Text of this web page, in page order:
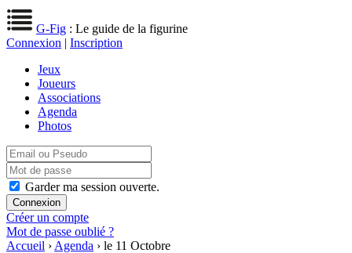
G-Fig : Le guide de la figurine
Connexion | Inscription
Jeux
Joueurs
Associations
Agenda
Photos
Garder ma session ouverte.
Créer un compte
Mot de passe oublié ?
Accueil › Agenda › le 11 Octobre